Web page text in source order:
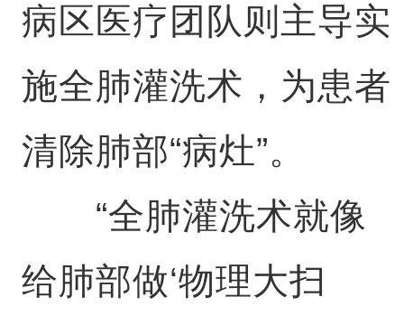
病区医疗团队则主导实
施全肺灌洗术，为患者
清除肺部“病灶”。
“全肺灌洗术就像
给肺部做‘物理大扫